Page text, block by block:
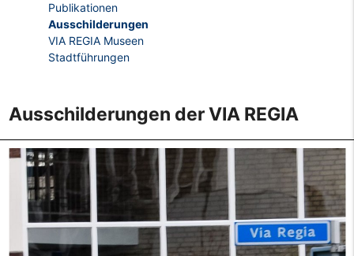
Publikationen
Ausschilderungen
VIA REGIA Museen
Stadtführungen
Ausschilderungen der VIA REGIA